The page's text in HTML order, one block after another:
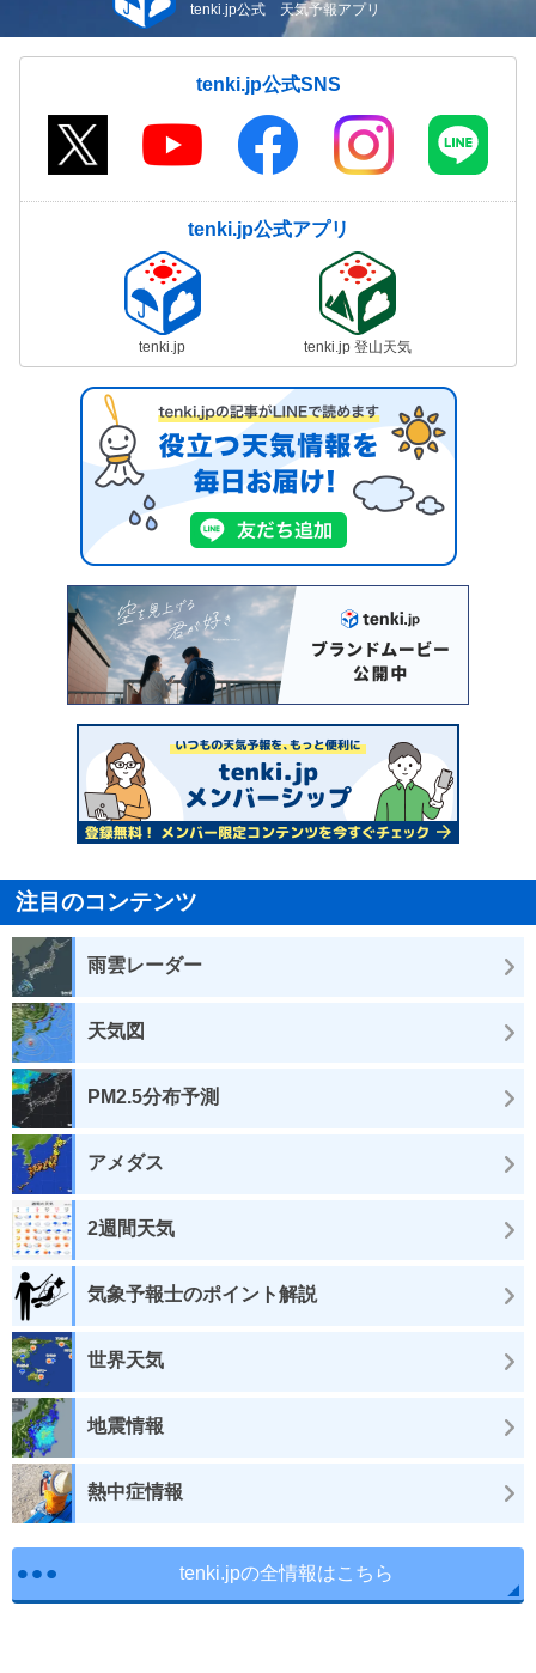
tenki.jp公式 天気予報アプリ
tenki.jp公式SNS
tenki.jp公式アプリ
tenki.jp tenki.jp 登山天気
注目のコンテンツ
雨雲レーダー
天気図
PM2.5分布予測
アメダス
2週間天気
気象予報士のポイント解説
世界天気
地震情報
熱中症情報
tenki.jpの全情報はこちら